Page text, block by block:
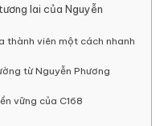
lai của Nguyễn
thành viên một cách nhanh
từ Nguyễn Phương
vững của C168